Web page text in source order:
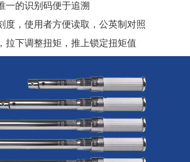
一的识别码便于追溯
度，使用者方便读取，公英制对照
拉下调整扭矩，推上锁定扭矩值